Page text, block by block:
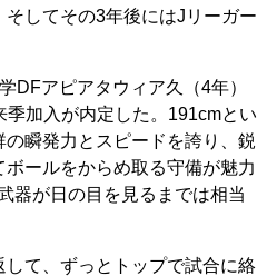
してその3年後にはJリーガー
DFアピアタウィア久（4年）
加入が内定した。191cmとい
の瞬発力とスピードを誇り、鋭
ールをからめ取る守備が魅力
器が日の目を見るまでは相当
して、ずっとトップで試合に絡